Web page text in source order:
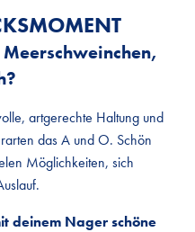
artgerechte Haltung und
das A und O. Schön
Möglichkeiten, sich
deinem Nager schöne